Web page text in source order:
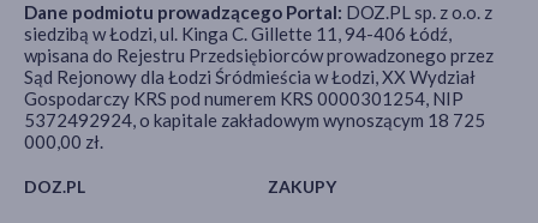
DOZ.PL ZAKUPY
Dane podmiotu prowadzącego Portal: DOZ.PL sp. z o.o. z
siedzibą w Łodzi, ul. Kinga C. Gillette 11, 94-406 Łódź,
wpisana do Rejestru Przedsiębiorców prowadzonego przez
Sąd Rejonowy dla Łodzi Śródmieścia w Łodzi, XX Wydział
Gospodarczy KRS pod numerem KRS 0000301254, NIP
5372492924, o kapitale zakładowym wynoszącym 18 725
000,00 zł.